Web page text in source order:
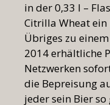
in der 0,33 l –
Citrilla Wheat ein
Übriges zu
2014 erhältliche
Netzwerken
die Bepreisung
jeder sein Bier